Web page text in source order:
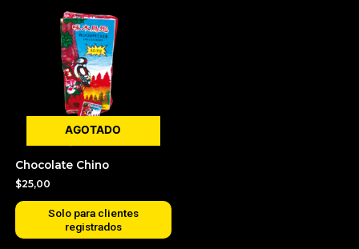
AGOTADO
Chocolate Chino
$25,00
Solo para clientes
registrados